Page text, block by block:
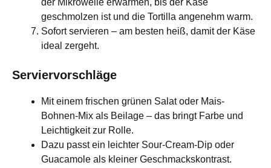
der Mikrowelle erwärmen, bis der Käse
geschmolzen ist und die Tortilla angenehm warm.
Sofort servieren – am besten heiß, damit der Käse
ideal zergeht.
Serviervorschläge
Mit einem frischen grünen Salat oder Mais-
Bohnen-Mix als Beilage – das bringt Farbe und
Leichtigkeit zur Rolle.
Dazu passt ein leichter Sour-Cream-Dip oder
Guacamole als kleiner Geschmackskontrast.